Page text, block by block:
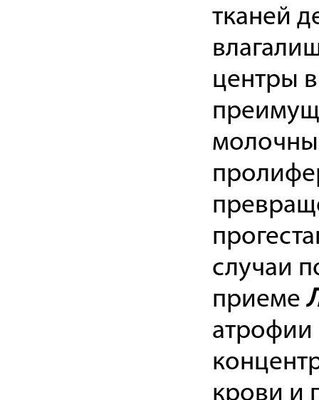
тканей
центры
случаи
приеме
крови и